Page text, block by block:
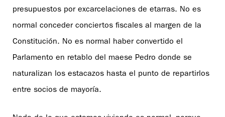
presupuestos por excarcelaciones de etarras. No es
normal conceder conciertos fiscales al margen de la
Constitución. No es normal haber convertido el
Parlamento en retablo del maese Pedro donde se
naturalizan los estacazos hasta el punto de repartirlos
entre socios de mayoría.